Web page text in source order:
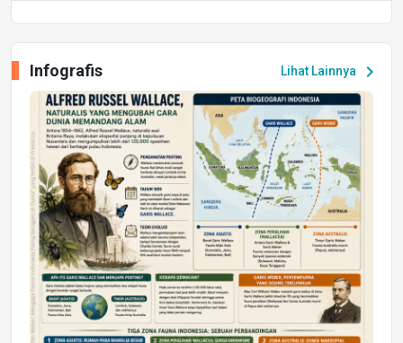
Peluang Kerja dan Magang
Jumat, 17 Jul 2026 22:30
DAERAH
Astra Motor Kalimantan Timur 2 Dukung
Mahasiswa Samarinda dalam Astra
Honda SDGs Future Leaders 2026
Jumat, 10 Jul 2026 19:01
Lihat Lainnya chevron_right
Infografis